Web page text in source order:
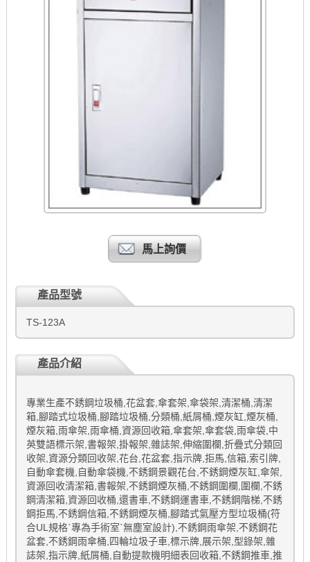
馬上詢價
產品型號
TS-123A
產品介紹
專業生產不銹鋼垃圾桶,花盆套,傘套架,傘袋架,清潔桶,清潔
箱,腳踏式垃圾桶,腳踏垃圾桶,分類桶,紙屑桶,煙灰缸,煙灰桶,
煙灰箱,雨傘架,雨傘桶,資源回收箱,傘套架,傘套袋,雨傘袋,中
英雙語標示架,書報架,掛報架,雜誌架,伸縮圍欄,折疊式分類回
收架,資源分類回收架,花台,花盆套,指示牌,拒馬,信箱,索引牌,
自動傘套機,自動傘袋機,不銹鋼景觀花台,不銹鋼煙灰缸,傘架,
資源回收清潔箱,書報架,不銹鋼煙灰桶,不銹鋼圍欄,圍欄,不銹
鋼清潔箱,資源回收桶,還書車,不銹鋼運書車,不銹鋼階梯,不銹
鋼拒馬,不銹鋼信箱,不銹鋼煙灰桶,腳踏式氣壓方型垃圾桶(符
合UL規格ˋ專為手術室ˋ無塵室設計),不銹鋼雨傘架,不銹鋼花
盆套,不銹鋼雨傘桶,四輪垃圾子車,標示牌,展示架,型錄架,雜
誌架,指示牌,紙屑桶,自動提款機明細表回收箱,不銹鋼推車,推